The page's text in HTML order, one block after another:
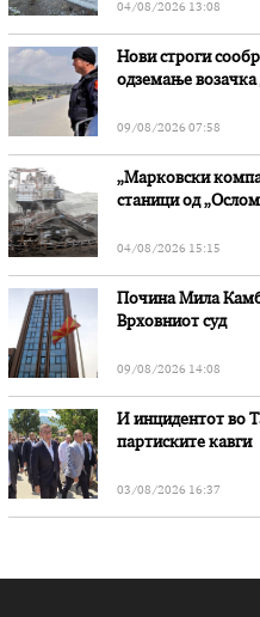
04/08/2026 13:08
Нови строги
одземање возачка
09/08/2026 07:58
„Марковски
станици од
04/08/2026 15:15
Почина Мила
Врховниот суд
09/08/2026 14:08
И инцидентот во
партиските кавги
03/08/2026 16:37